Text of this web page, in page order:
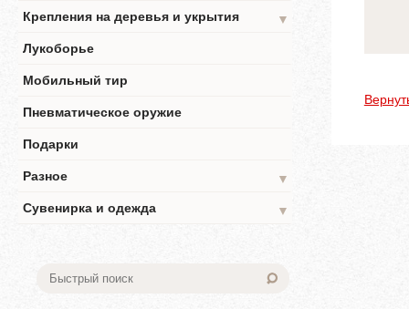
Крепления на деревья и укрытия
▼
Лукоборье
Мобильный тир
Пневматическое оружие
Подарки
Разное
▼
Сувенирка и одежда
▼